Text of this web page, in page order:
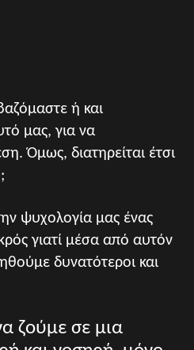
ή και
μας, για να
Όμως, διατηρείται έτσι
ψυχολογία μας ένας
γιατί μέσα από αυτόν
δυνατότεροι και
ζούμε σε μια